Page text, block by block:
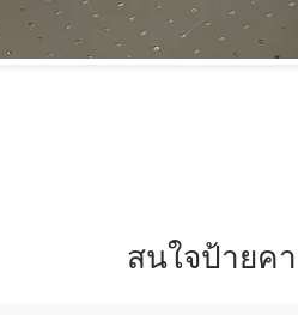
สนใจป้ายค